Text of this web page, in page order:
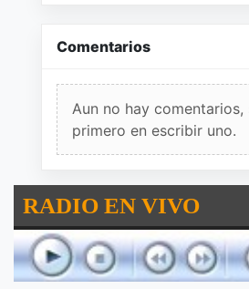
Comentarios
Aun no hay comentarios,
primero en escribir uno.
RADIO EN VIVO